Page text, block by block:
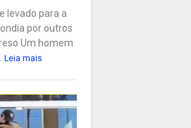
levado para a
por outros
Um homem
Leia mais